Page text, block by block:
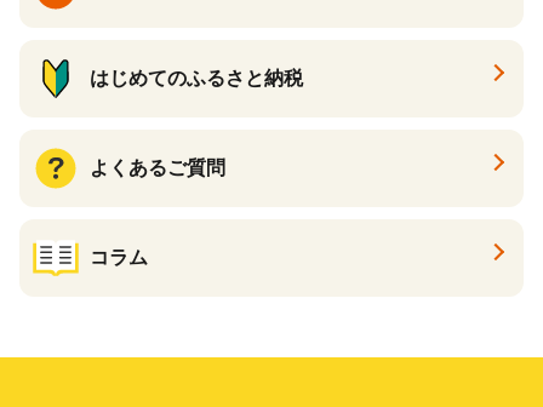
はじめてのふるさと納税
よくあるご質問
コラム